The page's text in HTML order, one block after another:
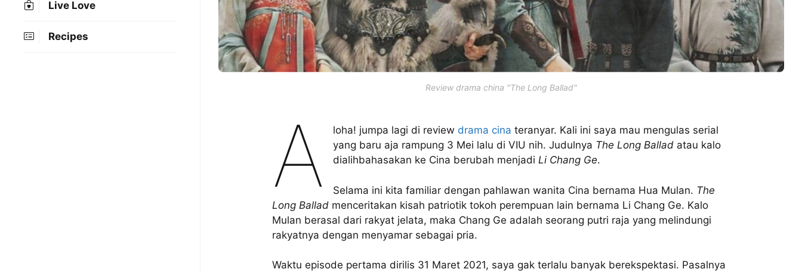
Review drama china "The Long Ballad"
A loha! jumpa lagi di review drama cina teranyar. Kali ini saya mau mengulas serial
yang baru aja rampung 3 Mei lalu di VIU nih. Judulnya The Long Ballad atau kalo
dialihbahasakan ke Cina berubah menjadiLi Chang Ge.
Selama ini kita familiar dengan pahlawan wanita Cina bernama Hua Mulan. The
Long Ballad menceritakan kisah patriotik tokoh perempuan lain bernama Li Chang Ge. Kalo
Mulan berasal dari rakyat jelata, maka Chang Ge adalah seorang putri raja yang melindungi
rakyatnya dengan menyamar sebagai pria.
Waktu episode pertama dirilis 31 Maret 2021, saya gak terlalu banyak berekspektasi. Pasalnya
Live Love
Recipes